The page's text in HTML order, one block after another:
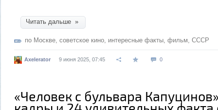
Читать дальше »
по Москве, советское кино, интересные факты, фильм, СССР
Axelerator 9 июня 2025, 07:45 0
«Человек с бульвара